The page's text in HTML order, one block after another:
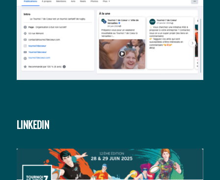
LINKEDIN